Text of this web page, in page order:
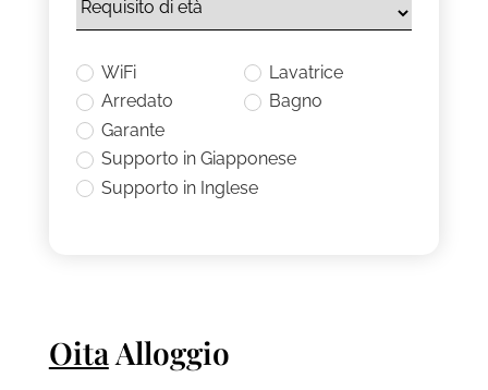
WiFi
Lavatrice
Arredato
Bagno
Garante
Supporto in Giapponese
Supporto in Inglese
OitaAlloggio